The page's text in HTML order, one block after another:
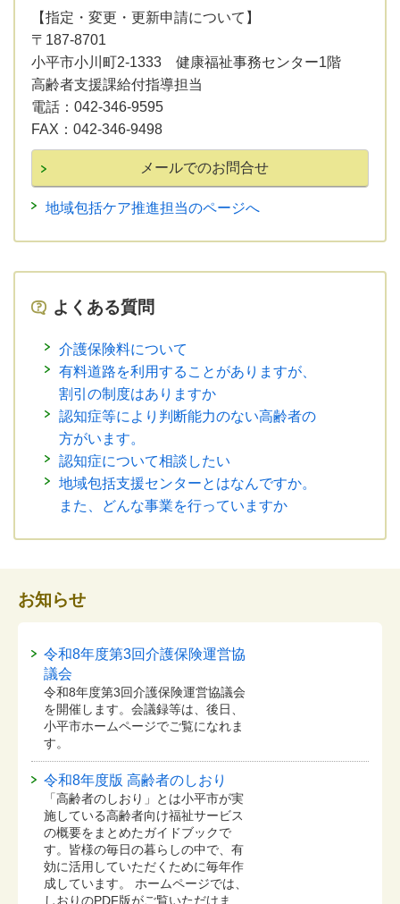
【指定・変更・更新申請について】
〒187-8701
小平市小川町2-1333 健康福祉事務センター1階
高齢者支援課給付指導担当
電話：042-346-9595
FAX：042-346-9498
地域包括ケア推進担当のページへ
よくある質問
介護保険料について
有料道路を利用することがありますが、
割引の制度はありますか
認知症等により判断能力のない高齢者の
方がいます。
認知症について相談したい
地域包括支援センターとはなんですか。
また、どんな事業を行っていますか
お知らせ
令和8年度第3回介護保険運営協
議会
令和8年度第3回介護保険運営協議会
を開催します。会議録等は、後日、
小平市ホームページでご覧になれま
す。
令和8年度版 高齢者のしおり
「高齢者のしおり」とは小平市が実
施している高齢者向け福祉サービス
の概要をまとめたガイドブックで
す。皆様の毎日の暮らしの中で、有
効に活用していただくために毎年作
成しています。 ホームページでは、
しおりのPDF版がご覧いただけま